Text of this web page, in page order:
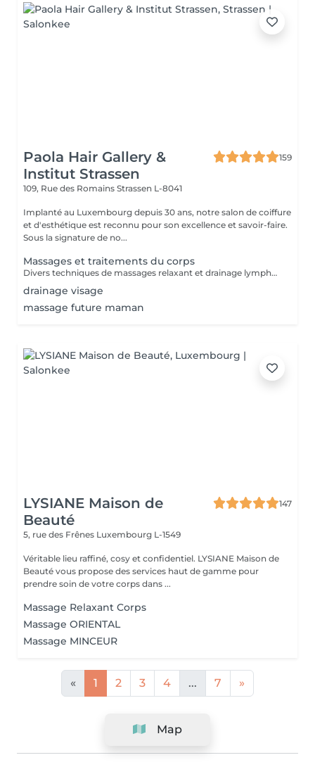
Paola Hair Gallery &
Institut Strassen
159
109, Rue des Romains Strassen L-8041
Implanté au Luxembourg depuis 30 ans, notre salon de coiffure
et d'esthétique est reconnu pour son excellence et savoir-faire.
Sous la signature de no...
Massages et traitements du corps
Divers techniques de massages relaxant et drainage lymphatique manuel
drainage visage
massage future maman
LYSIANE Maison de
Beauté
147
5, rue des Frênes Luxembourg L-1549
Véritable lieu raffiné, cosy et confidentiel. LYSIANE Maison de
Beauté vous propose des services haut de gamme pour
prendre soin de votre corps dans ...
Massage Relaxant Corps
Massage ORIENTAL
Massage MINCEUR
« 1 2 3 4 ... 7 »
Map